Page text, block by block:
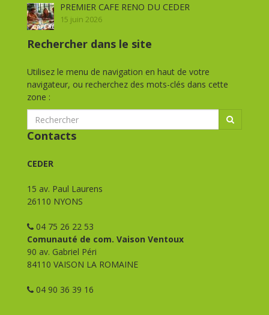
PREMIER CAFE RENO DU CEDER
15 juin 2026
Rechercher dans le site
Utilisez le menu de navigation en haut de votre
navigateur, ou recherchez des mots-clés dans cette
zone :
Contacts
CEDER
15 av. Paul Laurens
26110 NYONS
04 75 26 22 53
Comunauté de com. Vaison Ventoux
90 av. Gabriel Péri
84110 VAISON LA ROMAINE
04 90 36 39 16